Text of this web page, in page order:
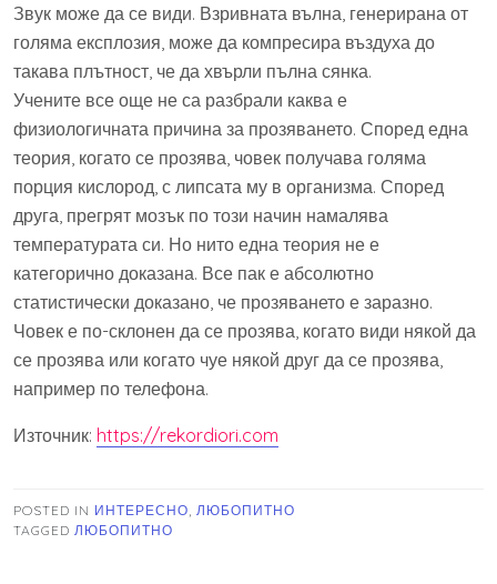
Звук може да се види. Взривната вълна, генерирана от
голяма експлозия, може да компресира въздуха до
такава плътност, че да хвърли пълна сянка.
Учените все още не са разбрали каква е
физиологичната причина за прозяването. Според една
теория, когато се прозява, човек получава голяма
порция кислород, с липсата му в организма. Според
друга, прегрят мозък по този начин намалява
температурата си. Но нито една теория не е
категорично доказана. Все пак е абсолютно
статистически доказано, че прозяването е заразно.
Човек е по-склонен да се прозява, когато види някой да
се прозява или когато чуе някой друг да се прозява,
например по телефона.
Източник: https://rekordiori.com
POSTED IN ИНТЕРЕСНО ЛЮБОПИТНО
TAGGED ЛЮБОПИТНО